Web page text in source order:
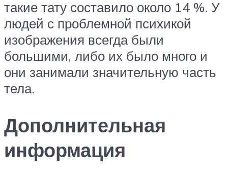
такие тату составило около 14 %. У
людей с проблемной психикой
изображения всегда были
большими, либо их было много и
они занимали значительную часть
тела.
Дополнительная
информация